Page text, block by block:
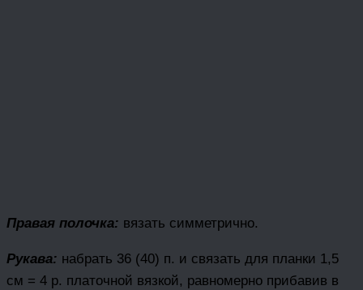
Правая полочка: вязать симметрично.
Рукава: набрать 36 (40) п. и связать для планки 1,5
см = 4 р. платочной вязкой, равномерно прибавив в